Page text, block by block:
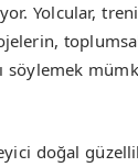
Yolcular,
söylemek
doğal